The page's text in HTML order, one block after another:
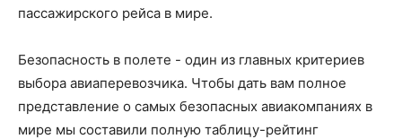
пассажирского рейса в мире.
Безопасность в полете - один из главных критериев
выбора авиаперевозчика. Чтобы дать вам полное
представление о самых безопасных авиакомпаниях в
мире мы составили полную таблицу-рейтинг